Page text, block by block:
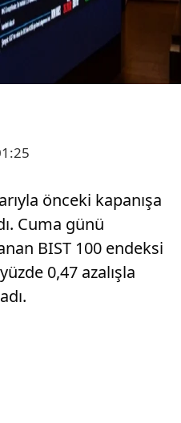
önceki kapanışa
Cuma günü
BIST 100 endeksi
0,47 azalışla